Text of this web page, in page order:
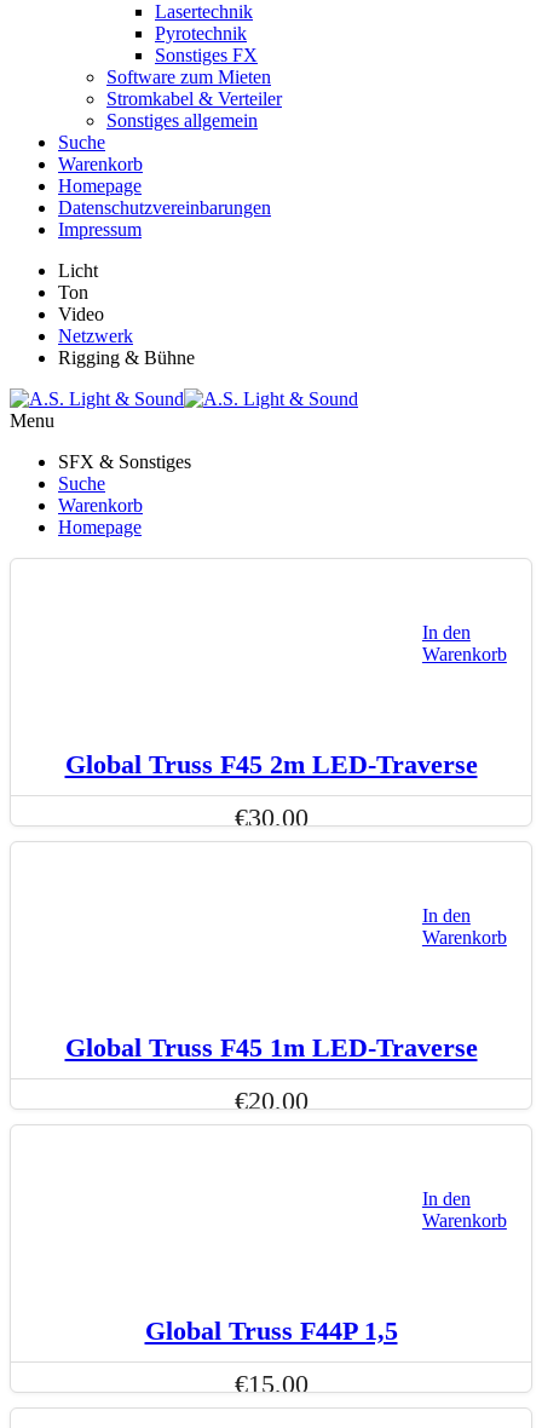
Lasertechnik
Pyrotechnik
Sonstiges FX
Software zum Mieten
Stromkabel & Verteiler
Sonstiges allgemein
Suche
Warenkorb
Homepage
Datenschutzvereinbarungen
Impressum
Licht
Ton
Video
Netzwerk
Rigging & Bühne
Menu
SFX & Sonstiges
Suche
Warenkorb
Homepage
In den
Warenkorb
Global Truss F45 2m LED-Traverse
€30,00
In den
Warenkorb
Global Truss F45 1m LED-Traverse
€20,00
In den
Warenkorb
Global Truss F44P 1,5
€15,00